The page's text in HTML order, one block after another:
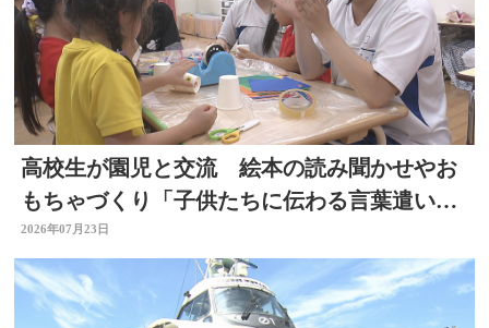
高校生が園児と交流 絵本の読み聞かせやお
もちゃづくり「子供たちに伝わる言葉遣いが
大切と思った」大分
2026年07月23日